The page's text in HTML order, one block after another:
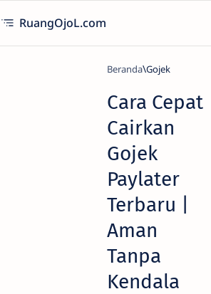
RuangOjoL.com
Beranda Gojek
Cara Cepat
Cairkan
Gojek
Paylater
Terbaru |
Aman
Tanpa
Kendala